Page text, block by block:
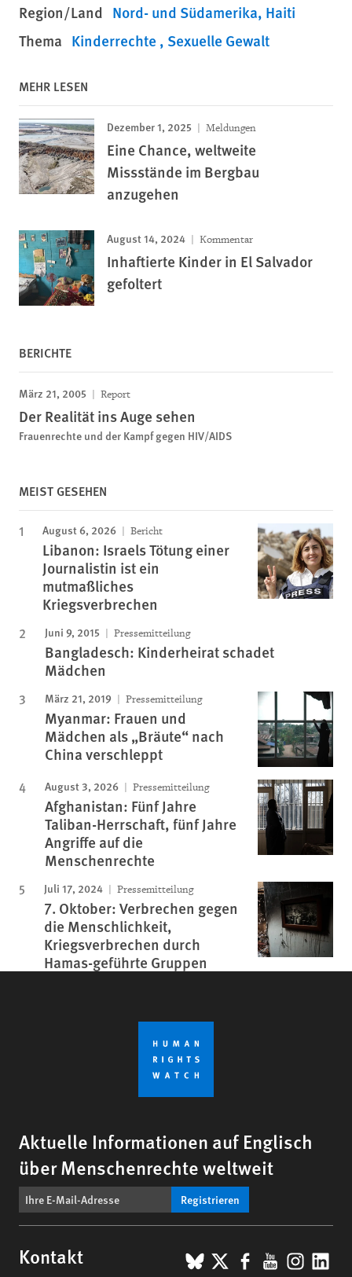
Region/Land Nord- und Südamerika Haiti
Thema Kinderrechte Sexuelle Gewalt
MEHR LESEN
Dezember 1, 2025 Meldungen
Eine Chance, weltweite
Missstände im Bergbau
anzugehen
August 14, 2024 Kommentar
Inhaftierte Kinder in El Salvador
gefoltert
BERICHTE
März 21, 2005 Report
Der Realität ins Auge sehen
Frauenrechte und der Kampf gegen HIV/AIDS
MEIST GESEHEN
August 6, 2026 Bericht
Libanon: Israels Tötung einer
Journalistin ist ein
mutmaßliches
Kriegsverbrechen
Juni 9, 2015 Pressemitteilung
Bangladesch: Kinderheirat schadet
Mädchen
März 21, 2019 Pressemitteilung
Myanmar: Frauen und
Mädchen als „Bräute“ nach
China verschleppt
August 3, 2026 Pressemitteilung
Afghanistan: Fünf Jahre
Taliban-Herrschaft, fünf Jahre
Angriffe auf die
Menschenrechte
Juli 17, 2024 Pressemitteilung
7. Oktober: Verbrechen gegen
die Menschlichkeit,
Kriegsverbrechen durch
Hamas-geführte Gruppen
Aktuelle Informationen auf Englisch
über Menschenrechte weltweit
Registrieren
Kontakt BlueSky
X Facebook
YouTube